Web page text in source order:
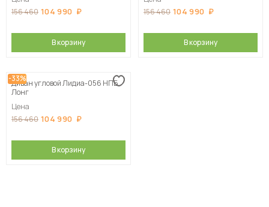
156 460 104 990
В корзину
156 460 104 990
В корзину
-33%
Диван угловой Лидиа-056 НПБ
Лонг
Цена
156 460 104 990
В корзину